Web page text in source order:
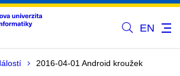
EN
2016-04-01 Android kroužek